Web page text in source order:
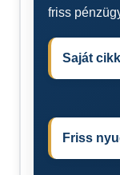
friss
Saját
Friss